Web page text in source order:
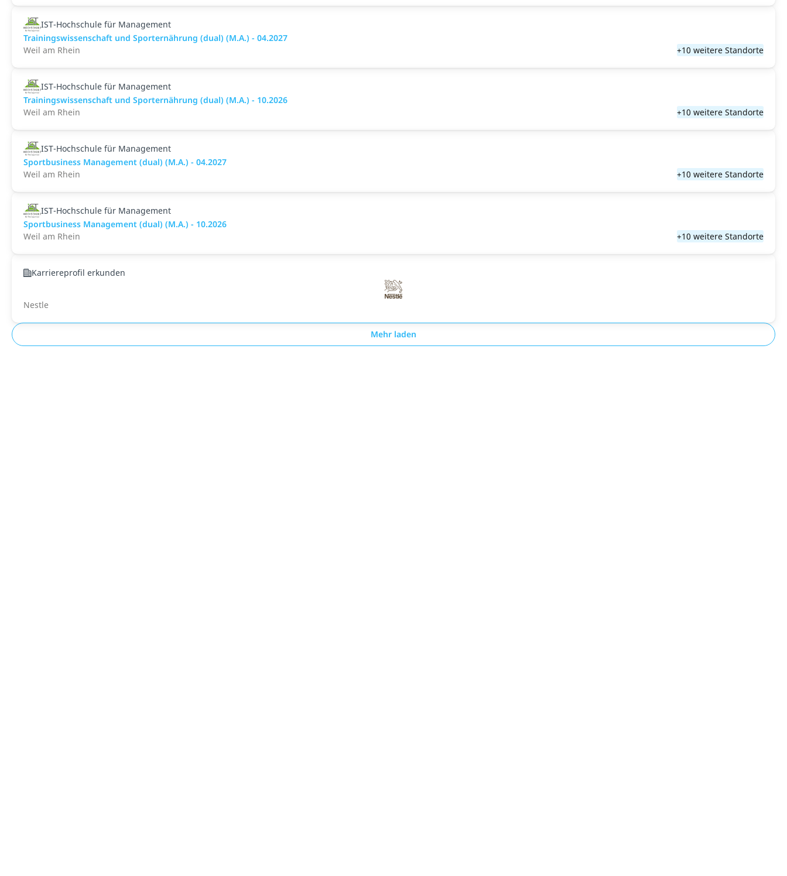
IST-Hochschule für Management
Trainingswissenschaft und Sporternährung (dual) (M.A.) - 04.2027
Weil am Rhein
+10 weitere Standorte
IST-Hochschule für Management
Trainingswissenschaft und Sporternährung (dual) (M.A.) - 10.2026
Weil am Rhein
+10 weitere Standorte
IST-Hochschule für Management
Sportbusiness Management (dual) (M.A.) - 04.2027
Weil am Rhein
+10 weitere Standorte
IST-Hochschule für Management
Sportbusiness Management (dual) (M.A.) - 10.2026
Weil am Rhein
+10 weitere Standorte
Karriereprofil erkunden
Nestle
Mehr laden